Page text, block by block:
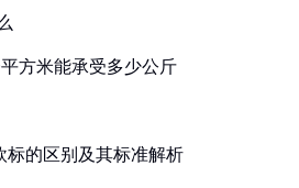
方米能承受多少公斤
标的区别及其标准解析